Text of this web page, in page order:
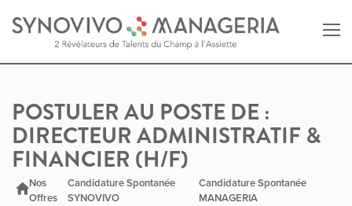
Retour au site MANAGERIA
POSTULER AU POSTE DE :
DIRECTEUR ADMINISTRATIF &
FINANCIER (H/F)
Nos
Offres
Candidature Spontanée
SYNOVIVO
Candidature Spontanée
MANAGERIA